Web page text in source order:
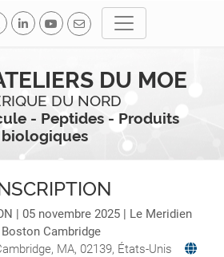
DU MOE
DU NORD
- Peptides - Produits
biologiques
| 05 novembre 2025 | Le Meridien
Boston Cambridge
, MA, 02139, États-Unis